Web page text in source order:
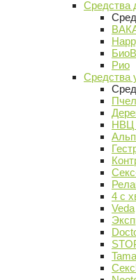
Средства
Рио
Средства
НВЦ
4 с
Veda